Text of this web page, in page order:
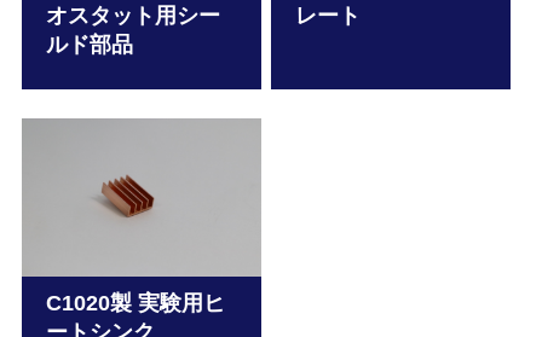
オスタット用シー
ルド部品
レート
C1020製 実験用ヒ